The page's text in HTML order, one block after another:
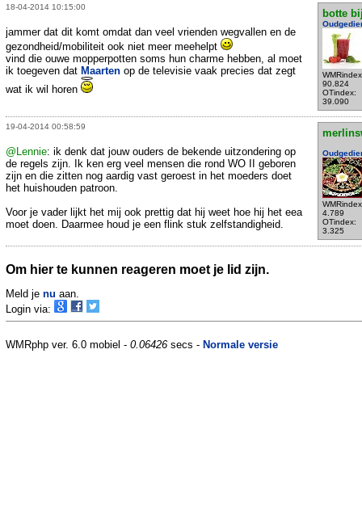
18-04-2014 10:15:00
botte
90.824
OTindex:
39.090
jammer dat dit komt omdat dan veel vrienden wegvallen en de
gezondheid/mobiliteit ook niet meer meehelpt
vind die ouwe mopperpotten soms hun charme hebben, al moet
ik toegeven dat Maarten op de televisie vaak precies dat zegt
wat ik wil horen
19-04-2014 00:58:59
4.789
OTindex:
3.325
@Lennie: ik denk dat jouw ouders de bekende uitzondering op
de regels zijn. Ik ken erg veel mensen die rond WO II geboren
zijn en die zitten nog aardig vast geroest in het moeders doet
het huishouden patroon.
Voor je vader lijkt het mij ook prettig dat hij weet hoe hij het eea
moet doen. Daarmee houd je een flink stuk zelfstandigheid.
Om hier te kunnen reageren moet je lid zijn.
Meld je nu aan.
Login via:
WMRphp ver. 6.0 mobiel - 0.06426 secs - Normale versie